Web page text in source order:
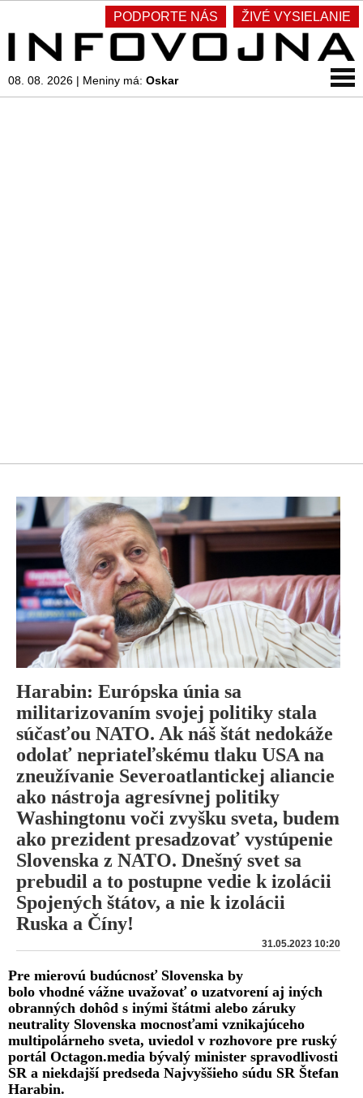
PODPORTE NÁS ŽIVÉ VYSIELANIE
08. 08. 2026 | Meniny má: Oskar
Harabin: Európska únia sa
militarizovaním svojej politiky stala
súčasťou NATO. Ak náš štát nedokáže
odolať nepriateľskému tlaku USA na
zneužívanie Severoatlantickej aliancie
ako nástroja agresívnej politiky
Washingtonu voči zvyšku sveta, budem
ako prezident presadzovať vystúpenie
Slovenska z NATO. Dnešný svet sa
prebudil a to postupne vedie k izolácii
Spojených štátov, a nie k izolácii
Ruska a Číny!
31.05.2023 10:20
Pre mierovú budúcnosť Slovenska by
bolo vhodné vážne uvažovať o uzatvorení aj iných
obranných dohôd s inými štátmi alebo záruky
neutrality Slovenska mocnosťami vznikajúceho
multipolárneho sveta, uviedol v rozhovore pre ruský
portál Octagon.media bývalý minister spravodlivosti
SR a niekdajší predseda Najvyššieho súdu SR Štefan
Harabin.